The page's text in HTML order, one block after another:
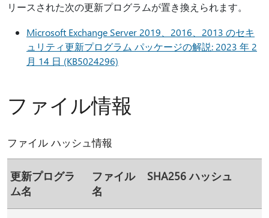
リースされた次の更新プログラムが置き換えられます。
Microsoft Exchange Server 2019、2016、2013 のセキ
ュリティ更新プログラム パッケージの解説: 2023 年 2
月 14 日 (KB5024296)
ファイル情報
ファイル ハッシュ情報
更新プログラ
ム名
ファイル
名
SHA256 ハッシュ